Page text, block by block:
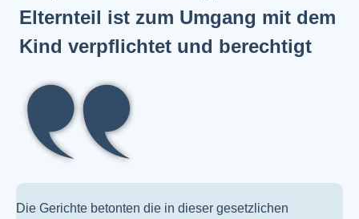
Elternteil ist zum Umgang mit dem
Kind verpflichtet und berechtigt
Die Gerichte betonten die in dieser gesetzlichen